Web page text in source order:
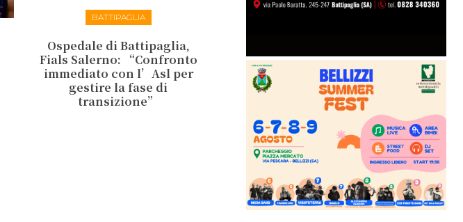
BATTIPAGLIA
Ospedale di Battipaglia,
Fials Salerno: “Confronto
immediato con l’Asl per
gestire la fase di
transizione”